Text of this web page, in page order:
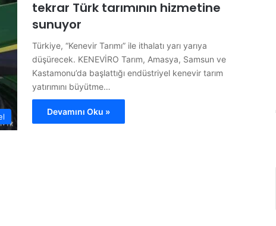
tekrar Türk tarımının hizmetine
sunuyor
Türkiye, “Kenevir Tarımı” ile ithalatı yarı yarıya
düşürecek. KENEVİRO Tarım, Amasya, Samsun ve
Kastamonu’da başlattığı endüstriyel kenevir tarım
yatırımını büyütme…
Devamını Oku »